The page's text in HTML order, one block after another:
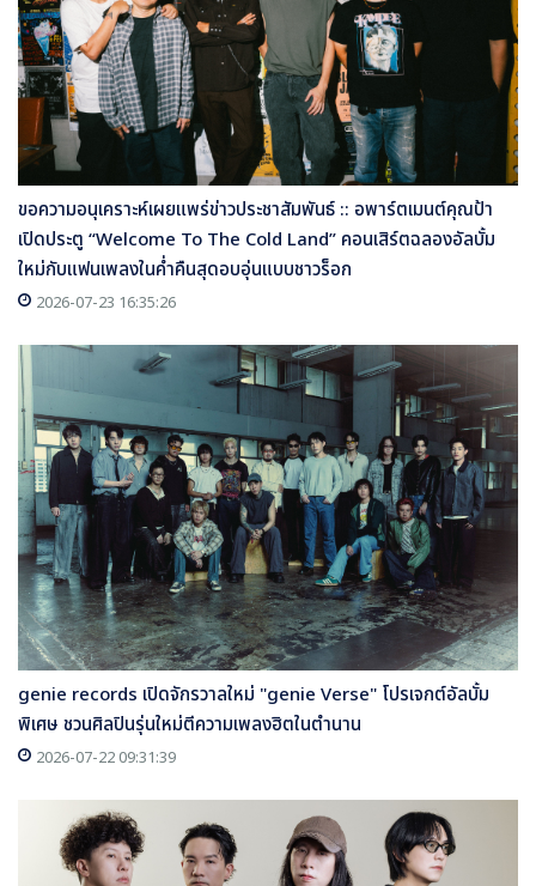
ขอความอนุเคราะห์เผยแพร่ข่าวประชาสัมพันธ์ :: อพาร์ตเมนต์คุณป้า
เปิดประตู “Welcome To The Cold Land” คอนเสิร์ตฉลองอัลบั้ม
ใหม่กับแฟนเพลงในค่ำคืนสุดอบอุ่นแบบชาวร็อก
2026-07-23 16:35:26
genie records เปิดจักรวาลใหม่ "genie Verse" โปรเจกต์อัลบั้ม
พิเศษ ชวนศิลปินรุ่นใหม่ตีความเพลงฮิตในตำนาน
2026-07-22 09:31:39